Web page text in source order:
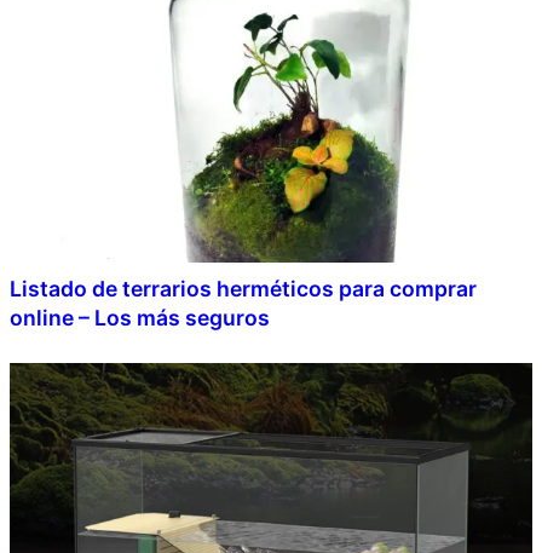
Listado de terrarios herméticos para comprar
online – Los más seguros